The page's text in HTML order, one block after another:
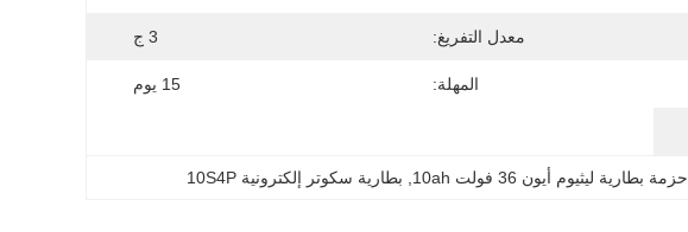
معدل التفريغ: 3 ج
المهلة: 15 يوم
حزمة بطارية ليثيوم أيون 36 فولت 10ah بطارية سكوتر إلكترونية 10S4P